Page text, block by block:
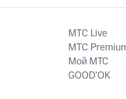
MTС Live
MTС
Мой МТС
GOOD’OK